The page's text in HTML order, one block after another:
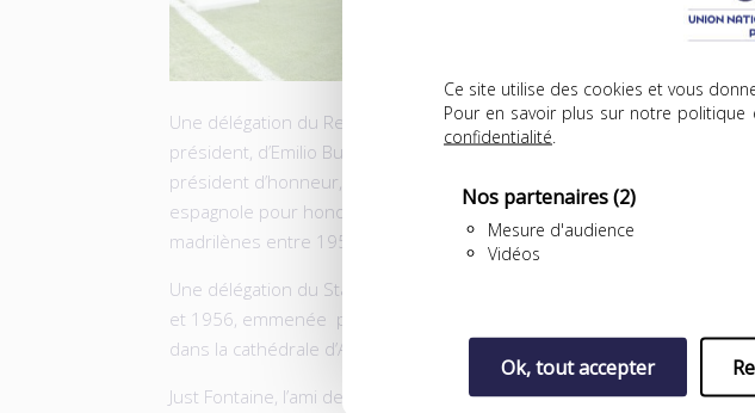
Ce site utilise des cookies et vous
Pour en savoir plus sur notre
confidentialité
Nos partenaires(2)
Mesure d'audience
Vidéos
Ok, tout accepter
Une délégation du Real Madrid, composée de Florentino Perez,
président, d’Emilio Butragueño, directeur sportif et de Paco Gento,
président d’honneur, fera spécialement le déplacement de la capitale
espagnole pour honorer la mémoire de celui qui porta les couleurs
madrilènes entre 1956 et 1959 à 101 reprises.
Une délégation du Stade de Reims, où Raymond Kopa évolua entre 1951
et 1956, emmenée par son président Jean-Pierre Caillot, sera présente
dans la cathédrale d’Angers.
Just Fontaine, l’ami de toujours, devrait assister à la cérémonie, en